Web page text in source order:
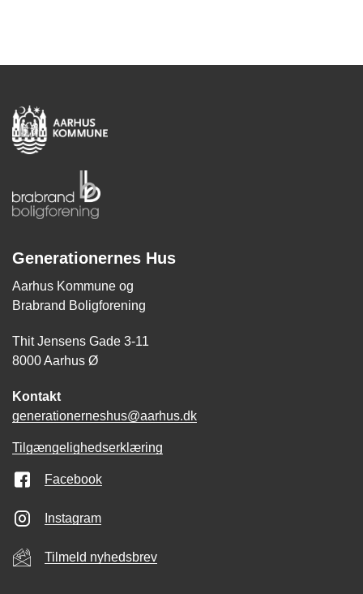
Generationernes Hus
Aarhus Kommune og
Brabrand Boligforening
Thit Jensens Gade 3-11
8000 Aarhus Ø
Kontakt
generationerneshus@aarhus.dk
Tilgængelighedserklæring
Facebook
Instagram
Tilmeld nyhedsbrev